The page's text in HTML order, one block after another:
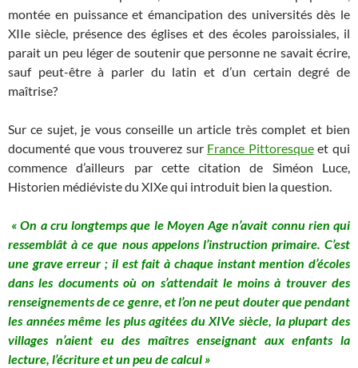
montée en puissance et émancipation des universités dès le
XIIe siècle, présence des églises et des écoles paroissiales, il
parait un peu léger de soutenir que personne ne savait écrire,
sauf peut-être à parler du latin et d’un certain degré de
maîtrise?
Sur ce sujet, je vous conseille un article très complet et bien
documenté que vous trouverez sur France Pittoresqueet qui
commence d’ailleurs par cette citation de Siméon Luce,
Historien médiéviste du XIXe qui introduit bien la question.
« On a cru longtemps que le Moyen Age n’avait connu rien qui
ressemblât à ce que nous appelons l’instruction primaire. C’est
une grave erreur ; il est fait à chaque instant mention d’écoles
dans les documents où on s’attendait le moins à trouver des
renseignements de ce genre, et l’on ne peut douter que pendant
les années même les plus agitées du XIVe siècle, la plupart des
villages n’aient eu des maîtres enseignant aux enfants la
lecture, l’écriture et un peu de calcul »